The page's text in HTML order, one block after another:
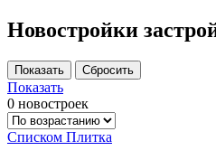
Новостройки
Показать
0 новостроек
Списком Плитка